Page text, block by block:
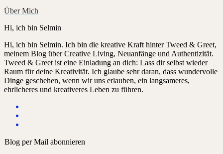
Über Mich
Hi, ich bin Selmin
Hi, ich bin Selmin. Ich bin die kreative Kraft hinter Tweed & Greet,
meinem Blog über Creative Living, Neuanfänge und Authentizität.
Tweed & Greet ist eine Einladung an dich: Lass dir selbst wieder
Raum für deine Kreativität. Ich glaube sehr daran, dass wundervolle
Dinge geschehen, wenn wir uns erlauben, ein langsameres,
ehrlicheres und kreativeres Leben zu führen.
Blog per Mail abonnieren